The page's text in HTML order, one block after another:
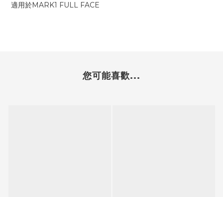
適用於MARK1 FULL FACE
您可能喜歡...